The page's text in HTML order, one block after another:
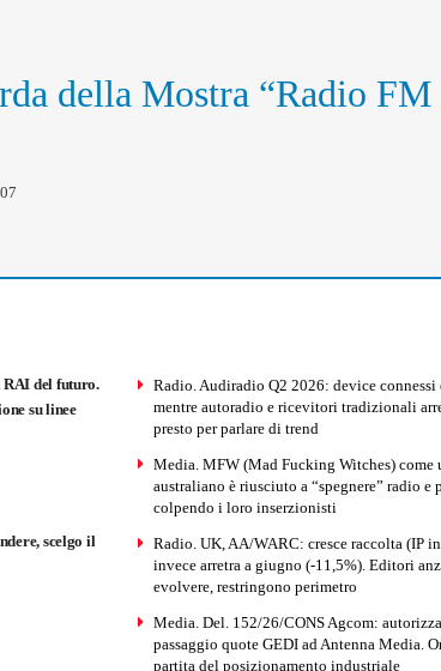
della Mostra “Radio FM
RAI del futuro.
su linee
scelgo il
Radio. Audiradio Q2 2026: device connessi
mentre autoradio e ricevitori tradizionali
presto per parlare di trend
Media. MFW (Mad Fucking Witches)
australiano è riusciuto a “spegnere” radio e
colpendo i loro inserzionisti
Radio. UK, AA/WARC: cresce raccolta (IP
invece arretra a giugno (-11,5%). Editori
evolvere, restringono perimetro
Media. Del. 152/26/CONS Agcom:
passaggio quote GEDI ad Antenna Media.
partita del posizionamento industriale